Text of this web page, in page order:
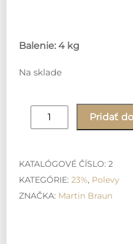
Balenie: 4 kg
Na sklade
množstvo
Cristaline
4kg
Pridať
KATALÓGOVÉ ČÍSLO:2
KATEGÓRIE:23%, Polevy
ZNAČKA: Martin Braun